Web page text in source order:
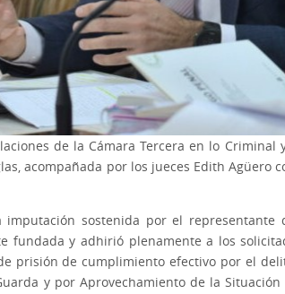
de la Cámara Tercera en lo Criminal
acompañada por los jueces Edith Agüero
sostenida por el representante
fundada y adhirió plenamente a los
prisión de cumplimiento efectivo por el
y por Aprovechamiento de la Situación